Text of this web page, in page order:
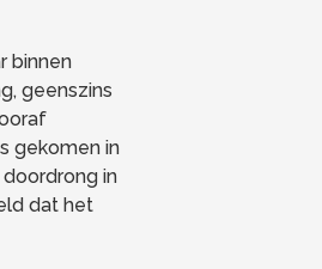
binnen
geenszins
gekomen in
in
dat het